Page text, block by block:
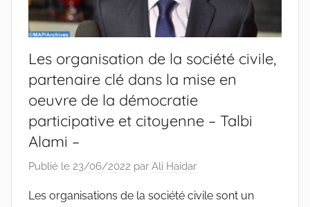
Les organisation de la société civile,
partenaire clé dans la mise en
oeuvre de la démocratie
participative et citoyenne – Talbi
Alami –
Publié le 23/06/2022 par Ali Haidar
Les organisations de la société civile sont un